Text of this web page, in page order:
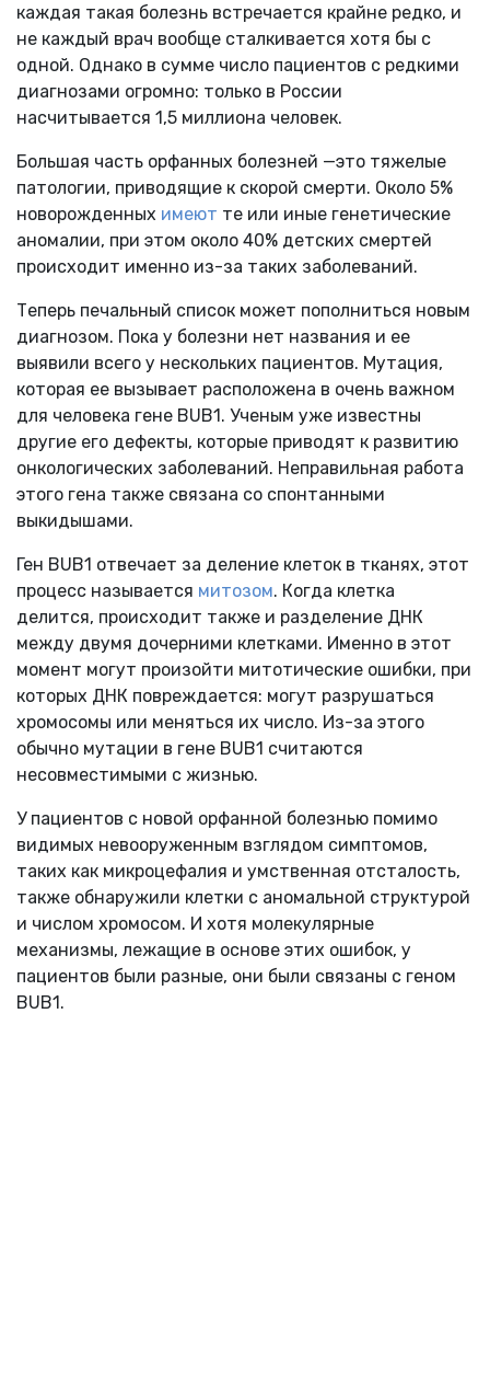
каждая такая болезнь встречается крайне редко, и
не каждый врач вообще сталкивается хотя бы с
одной. Однако в сумме число пациентов с редкими
диагнозами огромно: только в России
насчитывается 1,5 миллиона человек.
Большая часть орфанных болезней —это тяжелые
патологии, приводящие к скорой смерти. Около 5%
новорожденных имеют те или иные генетические
аномалии, при этом около 40% детских смертей
происходит именно из-за таких заболеваний.
Теперь печальный список может пополниться новым
диагнозом. Пока у болезни нет названия и ее
выявили всего у нескольких пациентов. Мутация,
которая ее вызывает расположена в очень важном
для человека гене BUB1. Ученым уже известны
другие его дефекты, которые приводят к развитию
онкологических заболеваний. Неправильная работа
этого гена также связана со спонтанными
выкидышами.
Ген BUB1 отвечает за деление клеток в тканях, этот
процесс называется митозом. Когда клетка
делится, происходит также и разделение ДНК
между двумя дочерними клетками. Именно в этот
момент могут произойти митотические ошибки, при
которых ДНК повреждается: могут разрушаться
хромосомы или меняться их число. Из-за этого
обычно мутации в гене BUB1 считаются
несовместимыми с жизнью.
У пациентов с новой орфанной болезнью помимо
видимых невооруженным взглядом симптомов,
таких как микроцефалия и умственная отсталость,
также обнаружили клетки с аномальной структурой
и числом хромосом. И хотя молекулярные
механизмы, лежащие в основе этих ошибок, у
пациентов были разные, они были связаны с геном
BUB1.